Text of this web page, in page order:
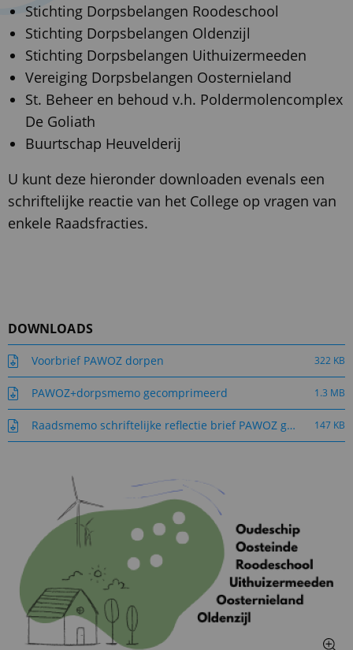
Stichting Dorpsbelangen Roodeschool
Stichting Dorpsbelangen Oldenzijl
Stichting Dorpsbelangen Uithuizermeeden
Vereiging Dorpsbelangen Oosternieland
St. Beheer en behoud v.h. Poldermolencomplex
De Goliath
Buurtschap Heuvelderij
U kunt deze hieronder downloaden evenals een
schriftelijke reactie van het College op vragen van
enkele Raadsfracties.
DOWNLOADS
Voorbrief PAWOZ dorpen 322 KB
PAWOZ+dorpsmemo gecomprimeerd 1.3 MB
Raadsmemo schriftelijke reflectie brief PAWOZ gelden voor de dorpen rondom de Eemshaven en Dorpsmemo 147 KB